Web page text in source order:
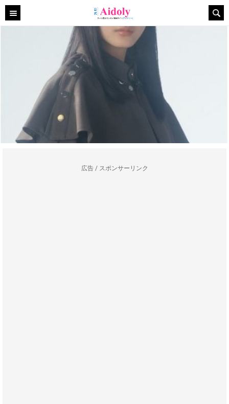
広告 / スポンサーリンク